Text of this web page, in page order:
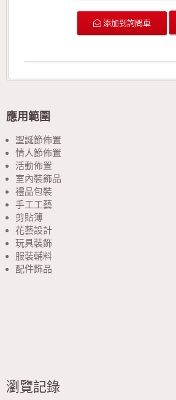
添加到詢問車
應用範圍
聖誕節佈置
情人節佈置
活動佈置
室內裝飾品
禮品包裝
手工工藝
剪貼簿
花藝設計
玩具裝飾
服裝輔料
配件飾品
瀏覽記錄